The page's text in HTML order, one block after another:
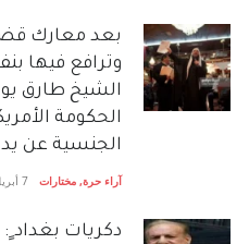
بعد معارك
وترافع فيها
الشيخ طارق
الحكومة
الجنسية عن
آراء حرة, مختارات 7 أبريل، 2023
دكريات بغداد